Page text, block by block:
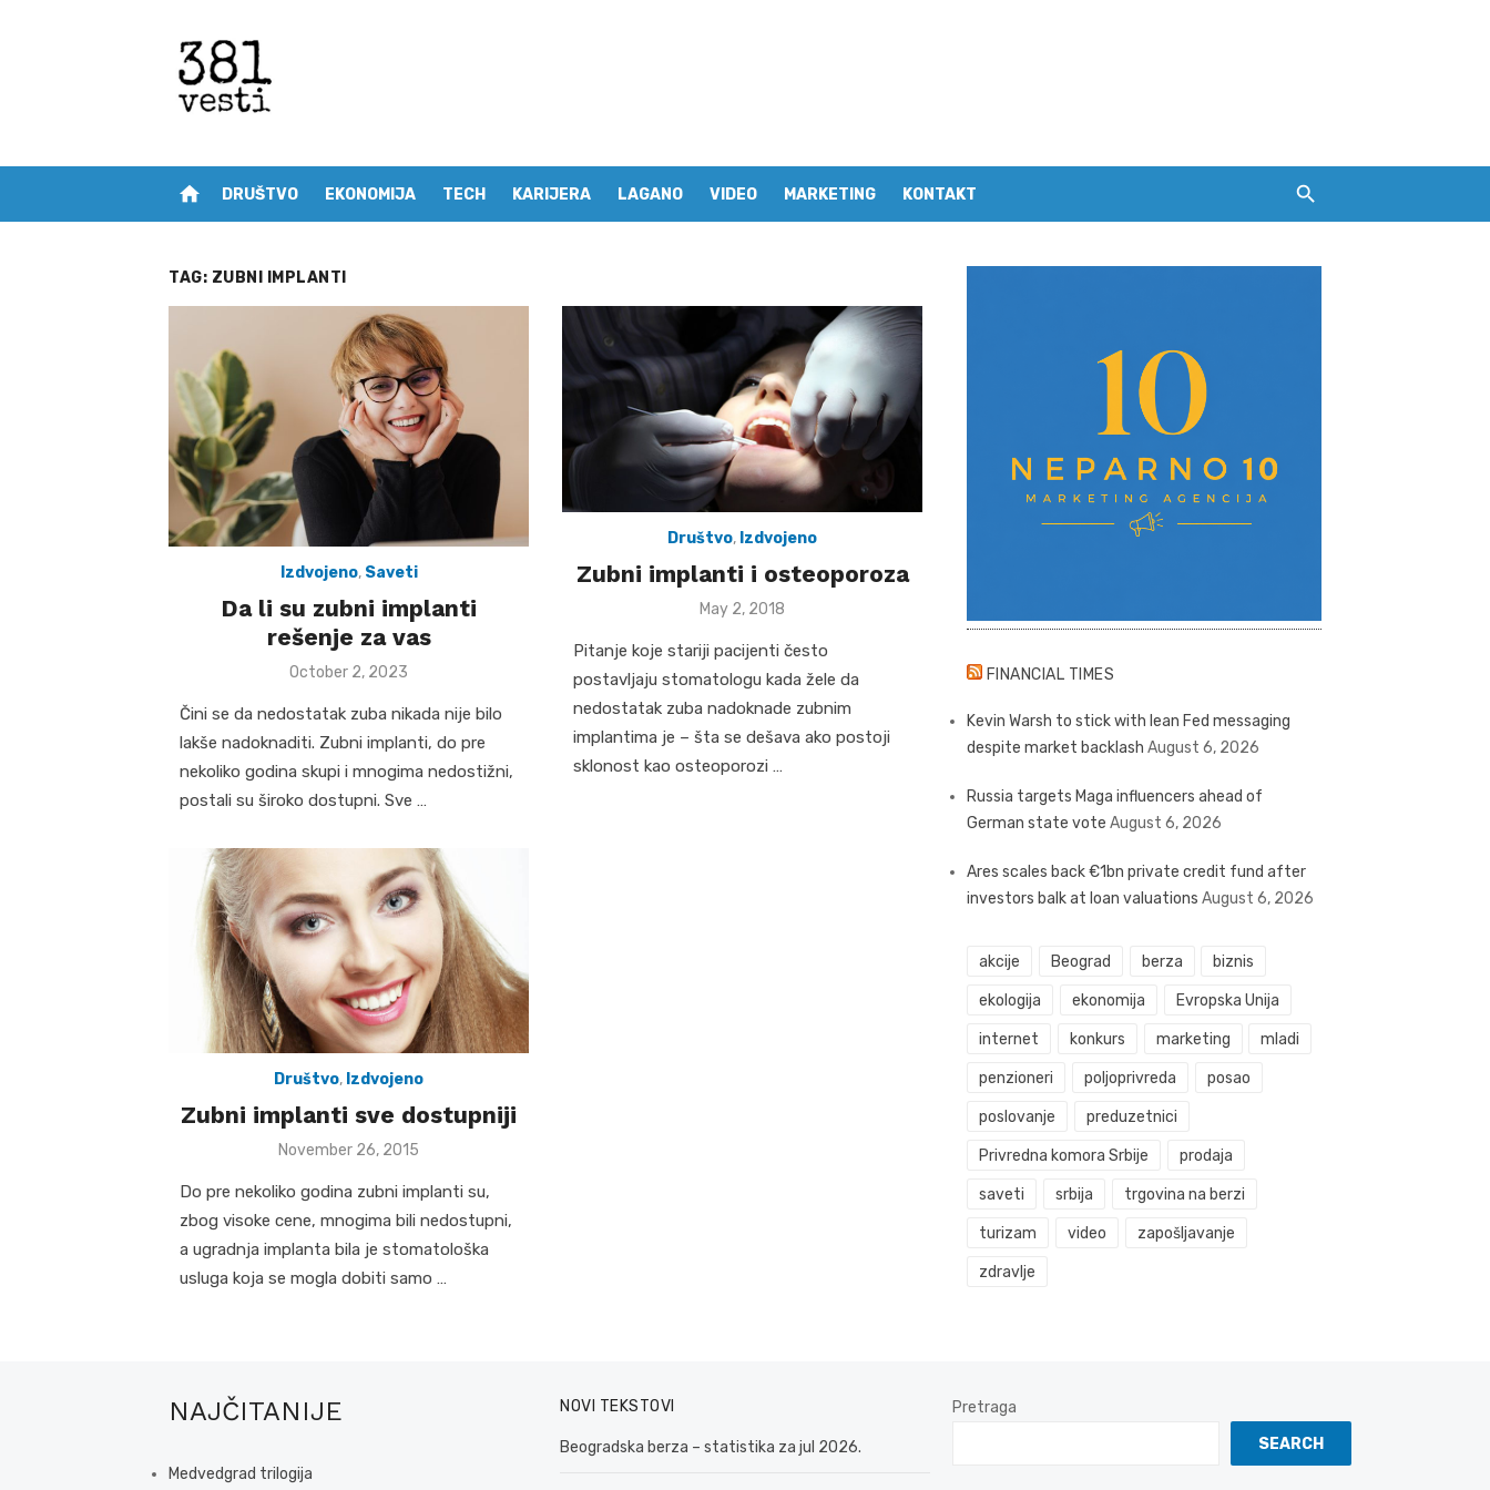
home DRUŠTVO EKONOMIJA TECH KARIJERA LAGANO VIDEO MARKETING KONTAKT
TAG: ZUBNI IMPLANTI
Izdvojeno, Saveti
Da li su zubni implanti
rešenje za vas
Posted
October 2, 2023
Čini se da nedostatak zuba nikada nije bilo
lakše nadoknaditi. Zubni implanti, do pre
nekoliko godina skupi i mnogima nedostižni,
postali su široko dostupni. Sve …
Društvo, Izdvojeno
Zubni implanti i osteoporoza
Posted
May 2, 2018
Pitanje koje stariji pacijenti često
postavljaju stomatologu kada žele da
nedostatak zuba nadoknade zubnim
implantima je – šta se dešava ako postoji
sklonost kao osteoporozi …
Društvo, Izdvojeno
Zubni implanti sve dostupniji
Posted
November 26, 2015
Do pre nekoliko godina zubni implanti su,
zbog visoke cene, mnogima bili nedostupni,
a ugradnja implanta bila je stomatološka
usluga koja se mogla dobiti samo …
FINANCIAL TIMES
Kevin Warsh to stick with lean Fed messaging
despite market backlash August 6, 2026
Russia targets Maga influencers ahead of
German state vote August 6, 2026
Ares scales back €1bn private credit fund after
investors balk at loan valuations August 6, 2026
akcije Beograd berza biznis
ekologija ekonomija Evropska Unija
internet konkurs marketing mladi
penzioneri poljoprivreda posao
poslovanje preduzetnici
Privredna komora Srbije prodaja
saveti srbija trgovina na berzi
turizam video zapošljavanje
zdravlje
NAJČITANIJE
Medvedgrad trilogija
NOVI TEKSTOVI
Beogradska berza – statistika za jul 2026.
Pretraga
SEARCH